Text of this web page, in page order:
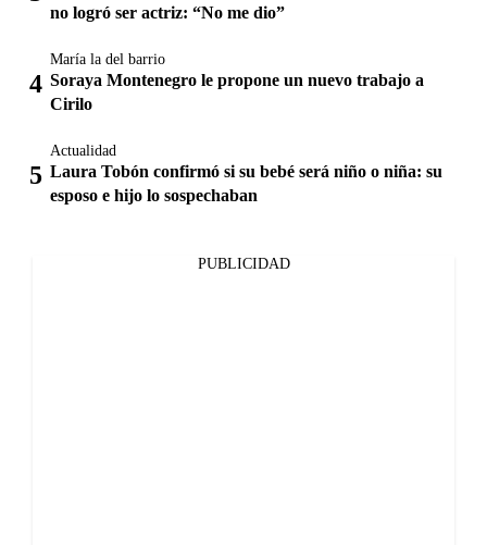
no logró ser actriz: “No me dio”
María la del barrio
Soraya Montenegro le propone un nuevo trabajo a
Cirilo
Actualidad
Laura Tobón confirmó si su bebé será niño o niña: su
esposo e hijo lo sospechaban
PUBLICIDAD